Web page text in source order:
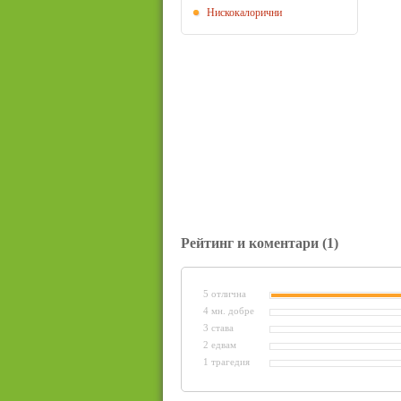
Нискокалорични
Рейтинг и коментари (1)
5 отлична
4 мн. добре
3 става
2 едвам
1 трагедия